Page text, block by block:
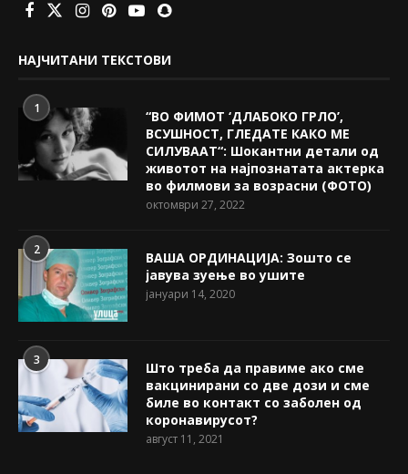
НАЈЧИТАНИ ТЕКСТОВИ
1
“ВО ФИМОТ ‘ДЛАБОКО ГРЛО’,
ВСУШНОСТ, ГЛЕДАТЕ КАКО МЕ
СИЛУВААТ“: Шокантни детали од
животот на најпознатата актерка
во филмови за возрасни (ФОТО)
октомври 27, 2022
2
ВАША ОРДИНАЦИЈА: Зошто се
јавува зуење во ушите
јануари 14, 2020
3
Што треба да правиме ако сме
вакцинирани со две дози и сме
биле во контакт со заболен од
коронавирусот?
август 11, 2021